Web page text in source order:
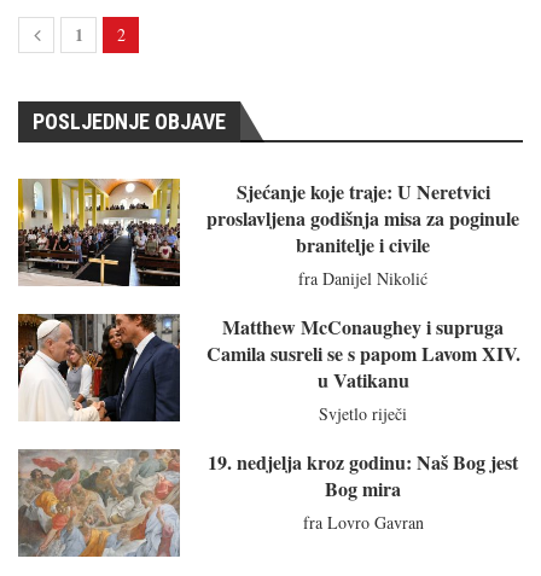
1 2
POSLJEDNJE OBJAVE
Sjećanje koje traje: U Neretvici
proslavljena godišnja misa za poginule
branitelje i civile
fra Danijel Nikolić
Matthew McConaughey i supruga
Camila susreli se s papom Lavom XIV.
u Vatikanu
Svjetlo riječi
19. nedjelja kroz godinu: Naš Bog jest
Bog mira
fra Lovro Gavran